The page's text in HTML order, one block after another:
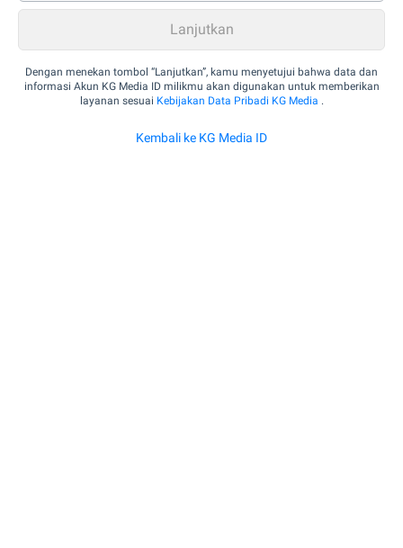
Dengan menekan tombol “Lanjutkan”, kamu menyetujui bahwa data dan
informasi Akun KG Media ID milikmu akan digunakan untuk memberikan
layanan sesuai Kebijakan Data Pribadi KG Media .
Kembali ke KG Media ID